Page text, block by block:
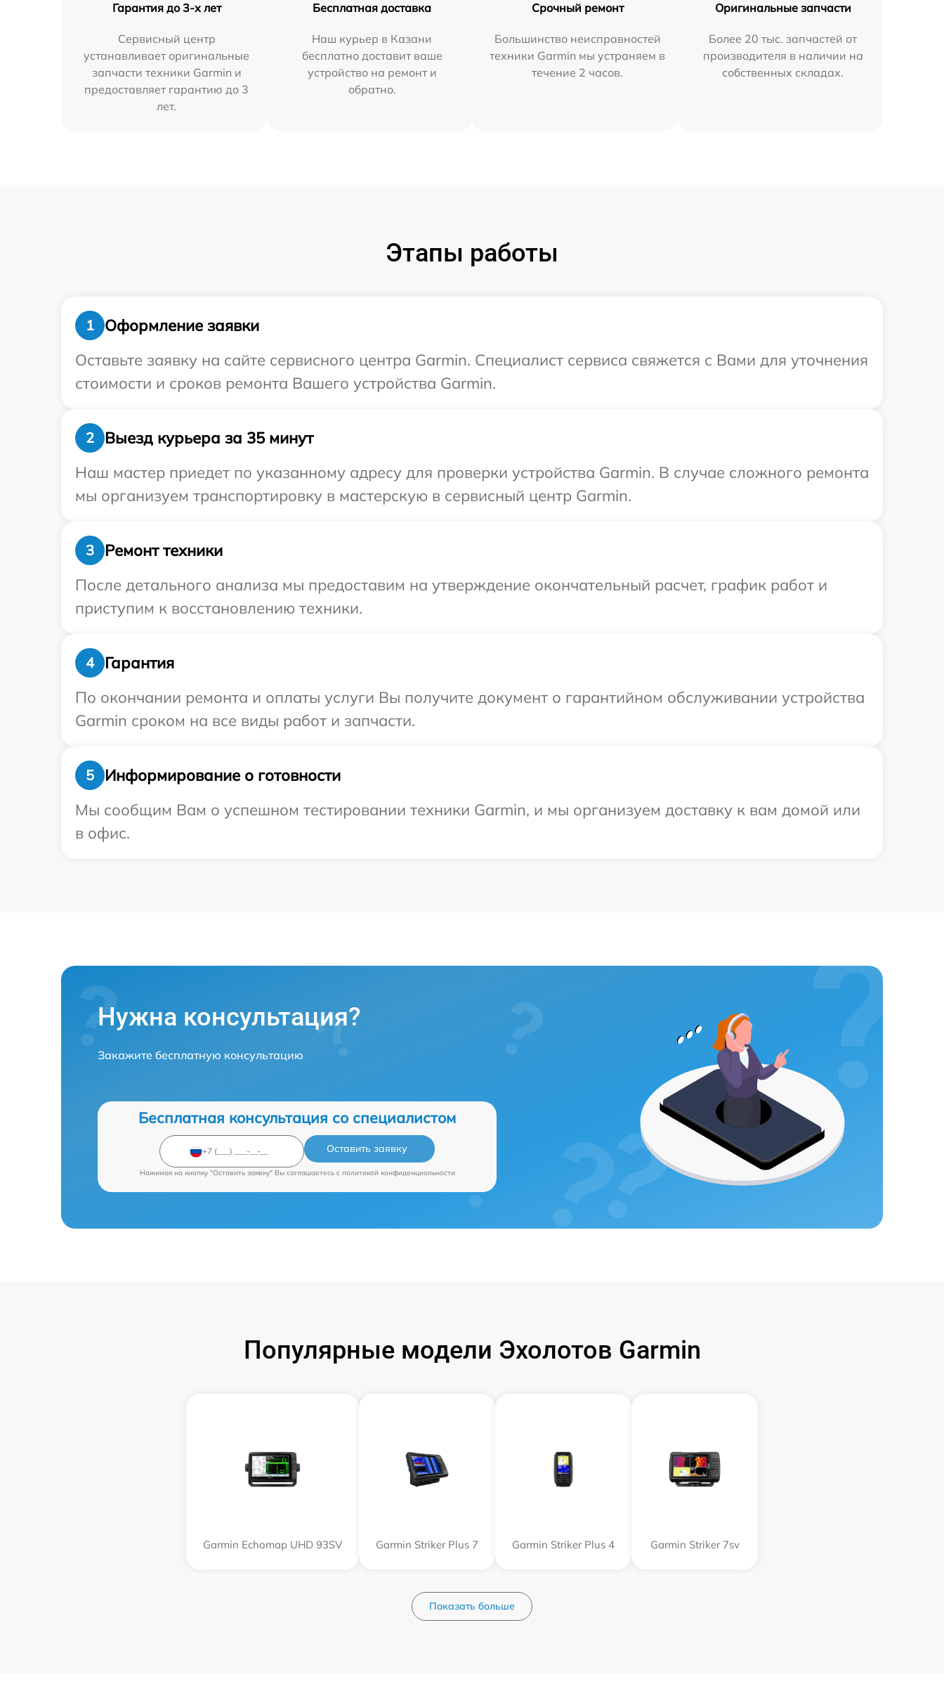
Гарантия до 3-х лет
Сервисный центр
устанавливает оригинальные
запчасти техники Garmin и
предоставляет гарантию до 3
лет.
Бесплатная доставка
Наш курьер в Казани
бесплатно доставит ваше
устройство на ремонт и
обратно.
Срочный ремонт
Большинство неисправностей
техники Garmin мы устраняем в
течение 2 часов.
Оригинальные запчасти
Более 20 тыс. запчастей от
производителя в наличии на
собственных складах.
Этапы работы
1
Оформление заявки
Оставьте заявку на сайте сервисного центра Garmin. Специалист сервиса свяжется с Вами для уточнения
стоимости и сроков ремонта Вашего устройства Garmin.
2
Выезд курьера за 35 минут
Наш мастер приедет по указанному адресу для проверки устройства Garmin. В случае сложного ремонта
мы организуем транспортировку в мастерскую в сервисный центр Garmin.
3
Ремонт техники
После детального анализа мы предоставим на утверждение окончательный расчет, график работ и
приступим к восстановлению техники.
4
Гарантия
По окончании ремонта и оплаты услуги Вы получите документ о гарантийном обслуживании устройства
Garmin сроком на все виды работ и запчасти.
5
Информирование о готовности
Мы сообщим Вам о успешном тестировании техники Garmin, и мы организуем доставку к вам домой или
в офис.
Нужна консультация?
Закажите бесплатную консультацию
Бесплатная консультация со специалистом
Оставить заявку
Нажимая на кнопку "Оставить заявку" Вы соглашаетесь c политикой конфиденциальности
Популярные модели Эхолотов Garmin
Garmin Echomap UHD 93SV Garmin Striker Plus 7 Garmin Striker Plus 4 Garmin Striker 7sv
Показать больше